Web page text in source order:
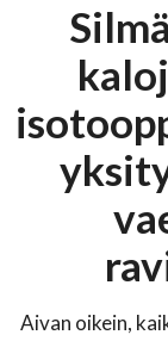
Aivan oikein,